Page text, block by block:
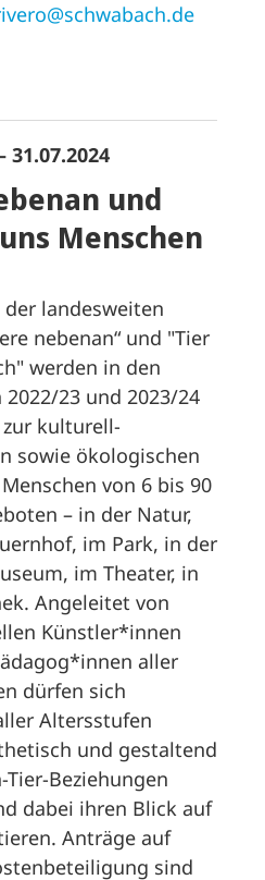
31.07.2024
und
Menschen
landesweiten
nebenan“ und "Tier
werden in den
2022/23 und 2023/24
kulturell-
sowie ökologischen
von 6 bis 90
– in der Natur,
im Park, in der
im Theater, in
Angeleitet von
Künstler*innen
aller
dürfen sich
Altersstufen
und gestaltend
Beziehungen
dabei ihren Blick auf
Anträge auf
sind